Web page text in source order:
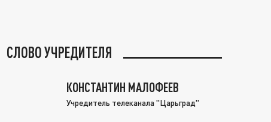
СЛОВО УЧРЕДИТЕЛЯ
КОНСТАНТИН МАЛОФЕЕВ
Учредитель телеканала "Царьград"